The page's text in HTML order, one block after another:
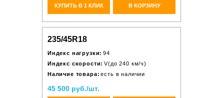
КУПИТЬ В 1 КЛИК В КОРЗИНУ
235/45R18
Индекс нагрузки: 94
Индекс скорости: V(до 240 км/ч)
Наличие товара: есть в наличии
45 500 руб./шт.